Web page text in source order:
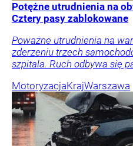
Potężne utrudnienia na
Cztery pasy zablokowane
Poważne utrudnienia na
zderzeniu trzech
szpitala. Ruch odbywa się
MotoryzacjaKrajWarszawa